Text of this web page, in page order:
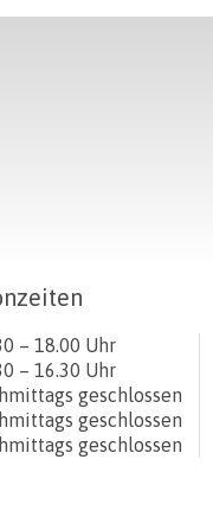
Nachmittag
– 18.00 Uhr
– 16.30 Uhr
geschlossen
geschlossen
geschlossen